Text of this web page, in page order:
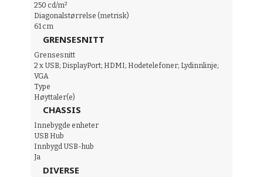
250 cd/m²
Diagonalstørrelse (metrisk)
61 cm
GRENSESNITT
Grensesnitt
2 x USB; DisplayPort; HDMI; Hodetelefoner; Lydinnlinje;
VGA
Type
Høyttaler(e)
CHASSIS
Innebygde enheter
USB Hub
Innbygd USB-hub
Ja
DIVERSE